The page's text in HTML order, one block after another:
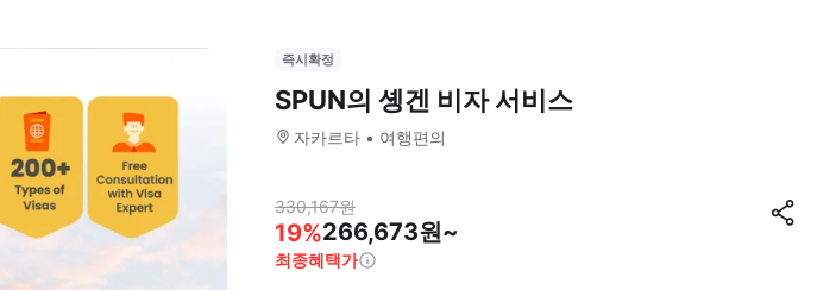
즉시확정
SPUN의 솅겐 비자 서비스
자카르타 여행편의
330,167원
19%266,673원~
최종혜택가